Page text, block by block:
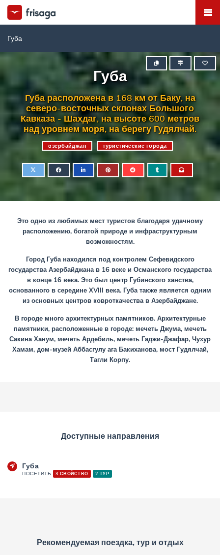
Губа
Губа
Губа расположена в 168 км от Баку, на
северо-восточных склонах Большого
Кавказа - Шахдаг, на высоте 600 метров
над уровнем моря, на берегу Гудялчай.
aзербайджан туристические города
Это одно из любимых мест туристов благодаря удачному
расположению, богатой природе и инфраструктурным
возможностям.
Город Губа находился под контролем Сефевидского
государства Азербайджана в 16 веке и Османского государства
в конце 16 века. Это был центр Губинского ханства,
основанного в середине XVIII века. Губа также является одним
из основных центров ковроткачества в Азербайджане.
В городе много архитектурных памятников. Архитектурные
памятники, расположенные в городе: мечеть Джума, мечеть
Сакина Ханум, мечеть Ардебиль, мечеть Гаджи-Джафар, Чухур
Хамам, дом-музей Аббасгулу ага Бакиханова, мост Гудялчай,
Тагли Корпу.
Доступные направления
Губа
ПОСЕТИТЬ 3 СВОЙСТВО 2 ТУР
Рекомендуемая поездка, тур и отдых